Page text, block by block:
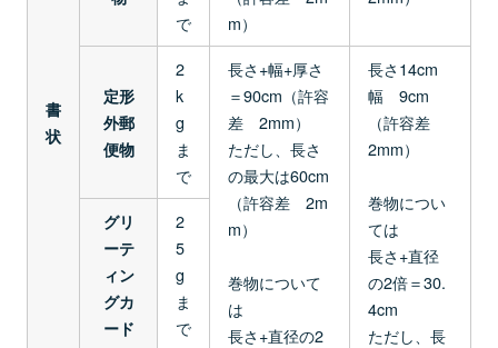
書
状
で
m）
定形
外郵
便物
2
k
g
ま
で
長さ+幅+厚さ
＝90cm（許容
差 2mm）
ただし、長さ
の最大は60cm
（許容差 2m
m）
巻物について
は
長さ+直径の2
長さ14cm
幅 9cm
（許容差
2mm）
巻物につい
ては
長さ+直径
の2倍＝30.
4cm
ただし、長
グリ
ーテ
ィン
グカ
ード
2
5
g
ま
で